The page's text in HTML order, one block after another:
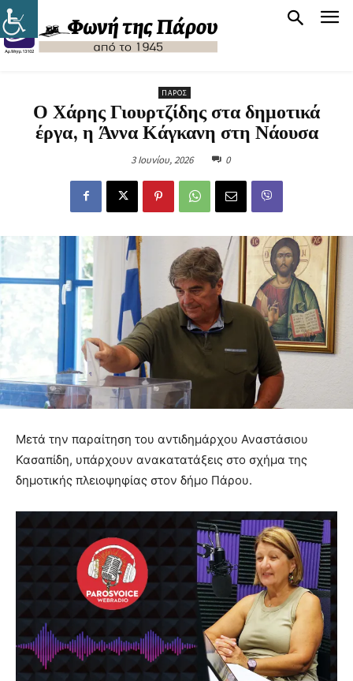
ΠΆΡΟΣ
Ο Χάρης Γιουρτζίδης στα δημοτικά
έργα, η Άννα Κάγκανη στη Νάουσα
3 Ιουνίου, 2026 0
Μετά την παραίτηση του αντιδημάρχου Αναστάσιου
Κασαπίδη, υπάρχουν ανακατατάξεις στο σχήμα της
δημοτικής πλειοψηφίας στον δήμο Πάρου.